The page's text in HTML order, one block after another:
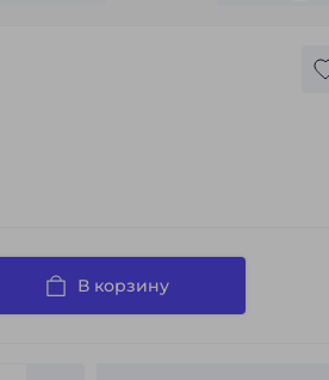
В корзину